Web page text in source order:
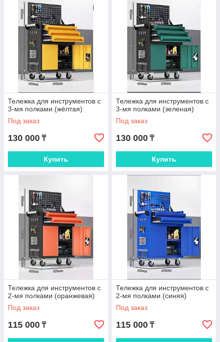
Тележка для инструментов с
3-мя полками (жёлтая)
Под заказ
130 000 ₸
Купить
Тележка для инструментов с
3-мя полками (зеленая)
Под заказ
130 000 ₸
Купить
Тележка для инструментов с
2-мя полками (оранжевая)
Под заказ
115 000 ₸
Тележка для инструментов с
2-мя полками (синяя)
Под заказ
115 000 ₸